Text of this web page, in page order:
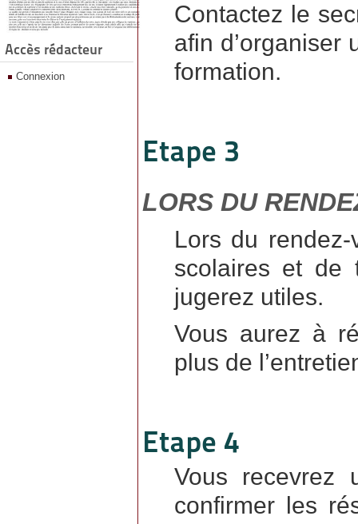
Accès rédacteur
Connexion
Contactez le
afin d’organiser
formation.
Etape 3
LORS DU
Lors du
scolaires et de
jugerez utiles.
Vous aurez à
plus de
Etape 4
Vous
confirmer les